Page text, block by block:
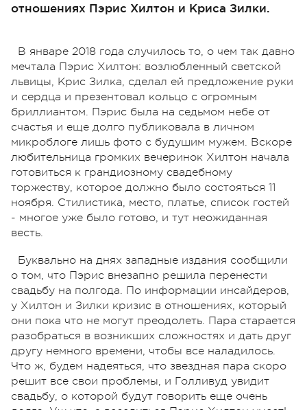
отношениях Пэрис Хилтон и Криса Зилки.
В январе 2018 года случилось то, о чем так давно
мечтала Пэрис Хилтон: возлюбленный светской
львицы, Крис Зилка, сделал ей предложение руки
и сердца и презентовал кольцо с огромным
бриллиантом. Пэрис была на седьмом небе от
счастья и еще долго публиковала в личном
микроблоге лишь фото с будушим мужем. Вскоре
любительница громких вечеринок Хилтон начала
готовиться к грандиозному свадебному
торжеству, которое должно было состояться 11
ноября. Стилистика, место, платье, список гостей
- многое уже было готово, и тут неожиданная
весть.
Буквально на днях западные издания сообщили
о том, что Пэрис внезапно решила перенести
свадьбу на полгода. По информации инсайдеров,
у Хилтон и Зилки кризис в отношениях, который
они пока что не могут преодолеть. Пара старается
разобраться в возникших сложностях и дать друг
другу немного времени, чтобы все наладилось.
Что ж, будем надеяться, что звездная пара скоро
решит все свои проблемы, и Голливуд увидит
свадьбу, о которой будут говорить еще очень